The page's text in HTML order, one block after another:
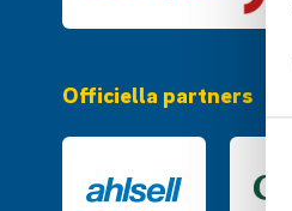
Officiella partners